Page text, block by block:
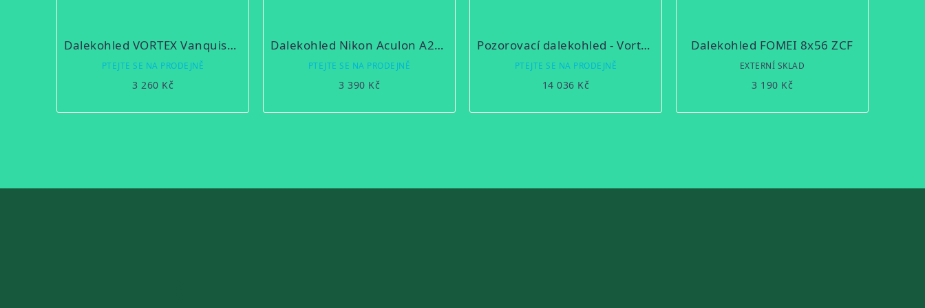
Dalekohled VORTEX Vanquish 10x26
PTEJTE SE NA PRODEJNĚ
3 260 Kč
Dalekohled Nikon Aculon A211 8x42
PTEJTE SE NA PRODEJNĚ
3 390 Kč
Pozorovací dalekohled - Vortex Diamondback HD 20-60x85 Angled
PTEJTE SE NA PRODEJNĚ
14 036 Kč
Dalekohled FOMEI 8x56 ZCF
EXTERNÍ SKLAD
3 190 Kč